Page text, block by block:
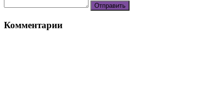
Комментарии